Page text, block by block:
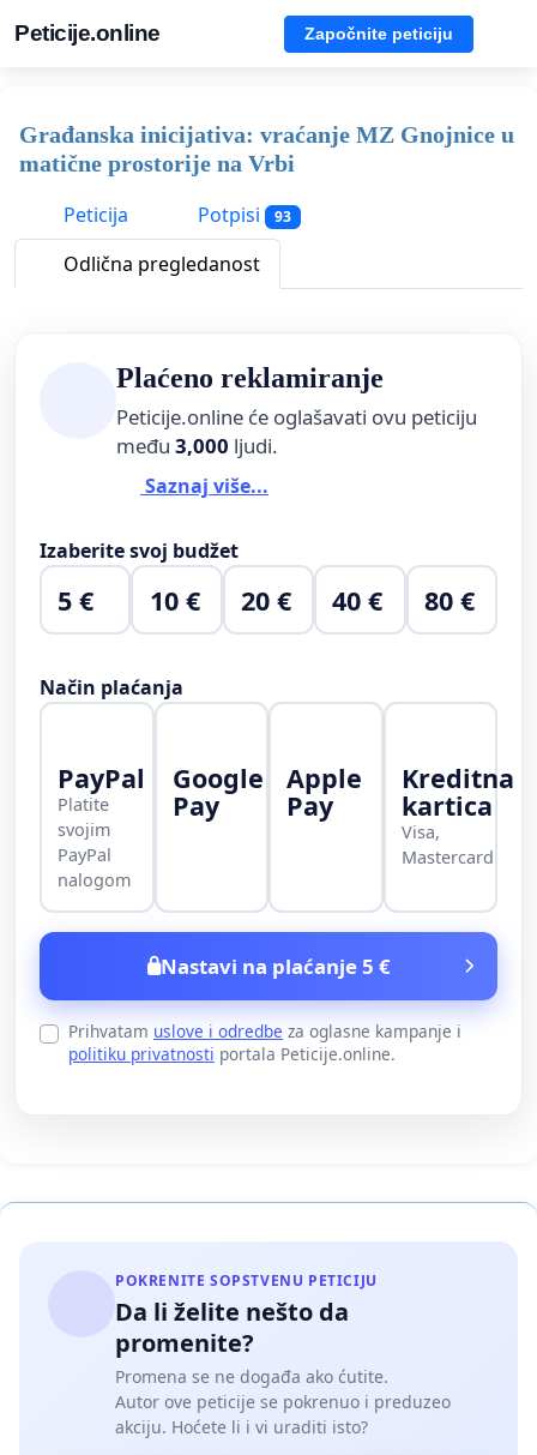
Peticije.online Započnite peticiju
Građanska inicijativa: vraćanje MZ Gnojnice u
matične prostorije na Vrbi
Peticija
Potpisi 93
Odlična pregledanost
Plaćeno reklamiranje
Peticije.online će oglašavati ovu peticiju
među 3,000 ljudi.
Saznaj više...
Izaberite svoj budžet
5 € 10 € 20 € 40 € 80 €
Način plaćanja
PayPal
Platite
svojim
PayPal
nalogom
Google
Pay
Apple
Pay
Kreditna
kartica
Visa,
Mastercard
Nastavi na plaćanje 5 €
Prihvatam uslove i odredbe za oglasne kampanje i
politiku privatnosti portala Peticije.online.
POKRENITE SOPSTVENU PETICIJU
Da li želite nešto da
promenite?
Promena se ne događa ako ćutite.
Autor ove peticije se pokrenuo i preduzeo
akciju. Hoćete li i vi uraditi isto?